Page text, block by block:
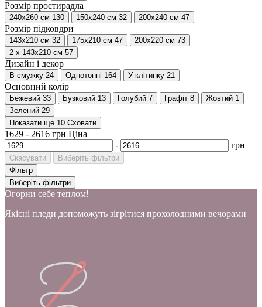
Розмір простирадла
240х260 см 130 150х240 см 32 200x240 см 47
Розмір підковдри
143x210 см 32 175x210 см 47 200х220 см 73
2 х 143х210 см 57
Дизайн і декор
В смужку 24 Однотонні 164 У клітинку 21
Основний колір
Бежевий 33 Бузковий 13 Голубий 7 Графіт 8 Жовтий 1
Зелений 29
Показати ще 10 Сховати
1629 - 2616 грн Ціна
-
грн
Скасувати
Виберіть фільтри
Фільтр
Виберіть фільтри
Огорни себе теплом!
Якісні пледи допоможуть зігрітися прохолодними вечорами